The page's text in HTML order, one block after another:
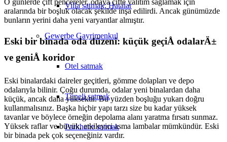
Villa satmak: Hatalar
Gewerbe Gayrimenkul
Otel satmak
Tüneli satmak
Parkhane satmak
O günlerde çift pencereler, odaya çifte yalıtım sağlamak için
aralarında bir boşluk olacak şekilde inşa edilirdi. Ancak günümüzde
bunların yerini daha yeni varyantlar almıştır.
Eski bir binada oda düzeni: küçük geçiÅ odalarÄ±
ve geniÅ koridor
Eski binalardaki daireler geçitleri, gömme dolapları ve depo
odalarıyla bilinir. Çoğu durumda, odalar yeni binalardan daha
küçük, ancak daha yüksektir. Bu yüzden boşluğu yukarı doğru
kullanmalısınız. Başka hiçbir yapı tarzı size bu kadar yüksek
tavanlar ve böylece örneğin depolama alanı yaratma fırsatı sunmaz.
Yüksek raflar ve büyük, etkileyici asma lambalar mümkündür. Eski
bir binada pek çok seçeneğiniz vardır.